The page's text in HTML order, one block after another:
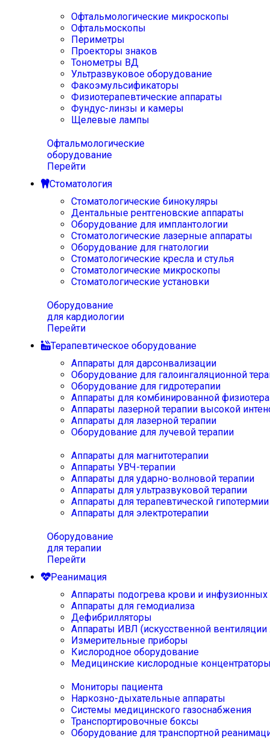
Офтальмологические микроскопы
Офтальмоскопы
Периметры
Проекторы знаков
Тонометры ВД
Ультразвуковое оборудование
Факоэмульсификаторы
Физиотерапевтические аппараты
Фундус-линзы и камеры
Щелевые лампы
Офтальмологические
оборудование
Перейти
Стоматология
Стоматологические бинокуляры
Дентальные рентгеновские аппараты
Оборудование для имплантологии
Стоматологические лазерные аппараты
Оборудование для гнатологии
Стоматологические кресла и стулья
Стоматологические микроскопы
Стоматологические установки
Оборудование
для кардиологии
Перейти
Терапевтическое оборудование
Аппараты для дарсонвализации
Оборудование для галоингаляционной
Оборудование для гидротерапии
Аппараты для комбинированной
Аппараты лазерной терапии высокой
Аппараты для лазерной терапии
Оборудование для лучевой терапии
Аппараты для магнитотерапии
Аппараты УВЧ-терапии
Аппараты для ударно-волновой терапии
Аппараты для ультразвуковой терапии
Аппараты для терапевтической
Аппараты для электротерапии
Оборудование
для терапии
Перейти
Реанимация
Аппараты подогрева крови и инфузионных
Аппараты для гемодиализа
Дефибрилляторы
Аппараты ИВЛ (искусственной вентиляции
Измерительные приборы
Кислородное оборудование
Медицинские кислородные
Мониторы пациента
Наркозно-дыхательные аппараты
Системы медицинского газоснабжения
Транспортировочные боксы
Оборудование для транспортной